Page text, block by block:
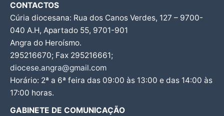
CONTACTOS
Cúria diocesana: Rua dos Canos Verdes, 127 – 9700-
040 A.H, Apartado 55, 9701-901
Angra do Heroísmo.
295216670; Fax 295216661;
diocese.angra@gmail.com
Horário: 2ª a 6ª feira das 09:00 às 13:00 e das 14:00 às
17:00 horas.
GABINETE DE COMUNICAÇÃO